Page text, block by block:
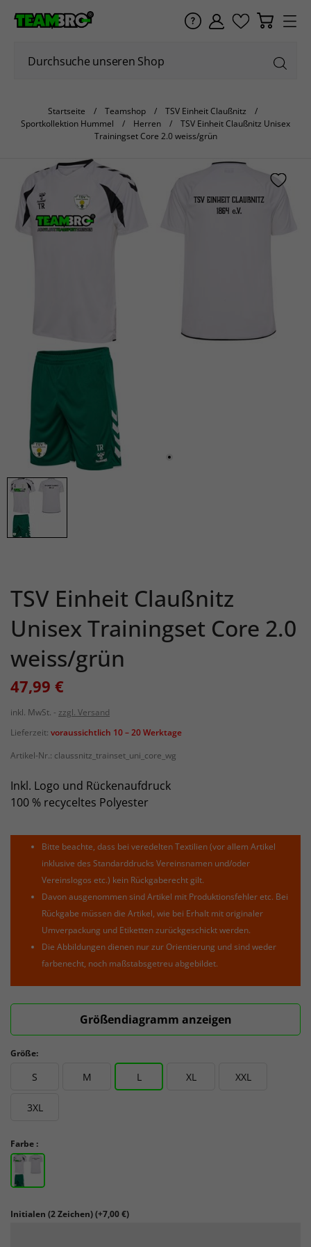
Startseite Teamshop
TSV Einheit Claußnitz
Sportkollektion Hummel
Herren
TSV Einheit Claußnitz Unisex
Trainingset Core 2.0 weiss/grün
TSV Einheit Claußnitz
Unisex Trainingset Core 2.0
weiss/grün
47,99 €
inkl. MwSt.
zzgl. Versand
Lieferzeit: voraussichtlich 10 – 20 Werktage
Artikel-Nr.: claussnitz_trainset_uni_core_wg
Inkl. Logo und Rückenaufdruck
100 % recyceltes Polyester
Bitte beachte, dass bei veredelten Textilien (vor allem Artikel
inklusive des Standarddrucks Vereinsnamen und/oder
Vereinslogos etc.) kein Rückgaberecht gilt.
Davon ausgenommen sind Artikel mit Produktionsfehler etc. Bei
Rückgabe müssen die Artikel, wie bei Erhalt mit originaler
Umverpackung und Etiketten zurückgeschickt werden.
Die Abbildungen dienen nur zur Orientierung und sind weder
farbenecht, noch maßstabsgetreu abgebildet.
Größendiagramm anzeigen
Größe:
S M L XL XXL
3XL
Farbe :
Initialen (2 Zeichen)(+7,00 €)